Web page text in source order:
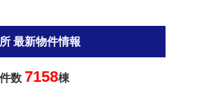
最新物件情報
数 7158棟